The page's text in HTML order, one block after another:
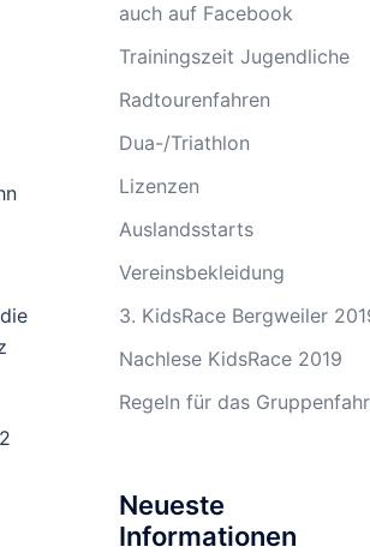
auch auf Facebook
Trainingszeit Jugendliche
Radtourenfahren
Dua-/Triathlon
Lizenzen
Auslandsstarts
Vereinsbekleidung
3. KidsRace Bergweiler
Nachlese KidsRace 2019
Regeln für das
Neueste
Informationen